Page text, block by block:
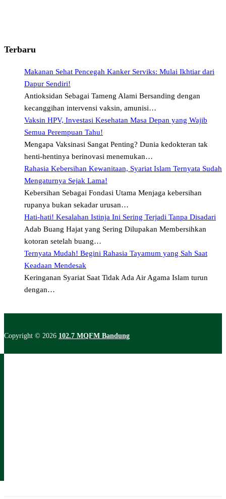
Terbaru
Makanan Sehat Pencegah Kanker Serviks: Mulai Ikhtiar dari
Dapur Sendiri!
Antioksidan Sebagai Tameng Alami Bersanding dengan
kecanggihan intervensi vaksin, amunisi…
Vaksin HPV, Investasi Kesehatan Masa Depan yang Wajib
Semua Perempuan Tahu!
Mengapa Vaksinasi Sangat Penting? Dunia kedokteran tak
henti-hentinya berinovasi menemukan…
Rahasia Kebersihan Kewanitaan, Syariat Islam Ternyata Sudah
Mengaturnya Sejak Lama!
Kebersihan Sebagai Fondasi Utama Menjaga kebersihan
rupanya bukan sekadar urusan…
Hati-hati! Kesalahan Istinja Ini Sering Terjadi Tanpa Disadari
Adab Buang Hajat yang Sering Dilupakan Membersihkan
kotoran setelah buang…
Ternyata Mudah! Begini Rahasia Tayamum yang Sah Saat
Keadaan Mendesak
Keringanan Syariat Saat Tidak Ada Air Agama Islam turun
dengan…
Copyright © 2026 102.7 MQFM Bandung